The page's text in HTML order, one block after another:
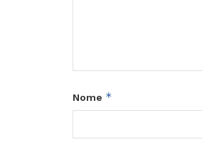
Nome *